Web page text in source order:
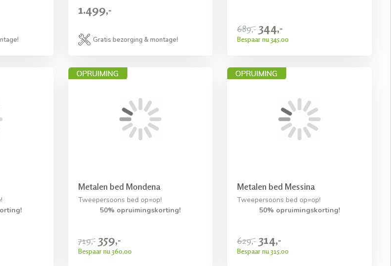
1.499,-
Gratis bezorging & montage!
689,- 344,-
Bespaar nu 345,00
Metalen bed Mondena
Tweepersoons bed op=op!
50% opruimingskorting!
719,- 359,-
Bespaar nu 360,00
Metalen bed Messina
Tweepersoons bed op=op!
50% opruimingskorting!
629,- 314,-
Bespaar nu 315,00